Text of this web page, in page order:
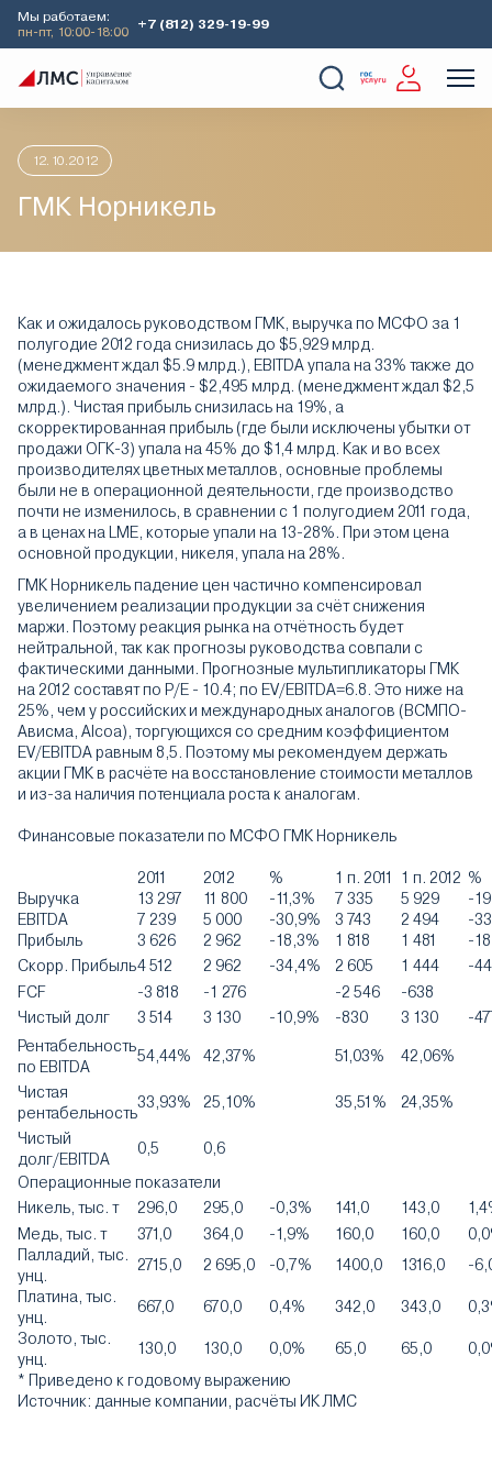
Мы работаем:
пн-пт, 10:00-18:00
+7 (812) 329-19-99
Главная Аналитика
12.10.2012
ГМК Норникель
Как и ожидалось руководством ГМК, выручка по МСФО за 1
полугодие 2012 года снизилась до $5,929 млрд.
(менеджмент ждал $5.9 млрд.), EBITDA упала на 33% также до
ожидаемого значения - $2,495 млрд. (менеджмент ждал $2,5
млрд.). Чистая прибыль снизилась на 19%, а
скорректированная прибыль (где были исключены убытки от
продажи ОГК-3) упала на 45% до $1,4 млрд. Как и во всех
производителях цветных металлов, основные проблемы
были не в операционной деятельности, где производство
почти не изменилось, в сравнении с 1 полугодием 2011 года,
а в ценах на LME, которые упали на 13-28%. При этом цена
основной продукции, никеля, упала на 28%.
ГМК Норникель падение цен частично компенсировал
увеличением реализации продукции за счёт снижения
маржи. Поэтому реакция рынка на отчётность будет
нейтральной, так как прогнозы руководства совпали с
фактическими данными. Прогнозные мультипликаторы ГМК
на 2012 составят по P/E - 10.4; по EV/EBITDA=6.8. Это ниже на
25%, чем у российских и международных аналогов (ВСМПО-
Ависма, Alcoa), торгующихcя со средним коэффициентом
EV/EBITDA равным 8,5. Поэтому мы рекомендуем держать
акции ГМК в расчёте на восстановление стоимости металлов
и из-за наличия потенциала роста к аналогам.
Финансовые показатели по МСФО ГМК Норникель
2011 2012 % 1 п. 2011 1 п. 2012 %
Выручка
13 297 11 800 -11,3% 7 335 5 929
-
EBITDA
7 239 5 000 -30,9% 3 743 2 494
-
Прибыль
3 626 2 962 -18,3% 1 818 1 481
-
Скорр. Прибыль4 512 2 962 -34,4% 2 605 1 444
-
FCF
-3 818 -1 276 -2 546
-638
Чистый долг
3 514 3 130 -10,9% -830 3 130
-
Рентабельность
по EBITDA
54,44% 42,37% 51,03% 42,06%
Чистая
рентабельность
33,93% 25,10% 35,51% 24,35%
Чистый
долг/EBITDA
0,5
0,6
Операционные показатели
Никель, тыс. т
296,0 295,0 -0,3% 141,0 143,0
Медь, тыс. т
371,0 364,0 -1,9% 160,0 160,0
Палладий, тыс.
унц.
2715,0 2 695,0 -0,7% 1400,0 1316,0
-
Платина, тыс.
унц.
667,0 670,0 0,4% 342,0 343,0
Золото, тыс.
унц.
130,0 130,0 0,0% 65,0 65,0
* Приведено к годовому выражению
Источник: данные компании, расчёты ИК ЛМС